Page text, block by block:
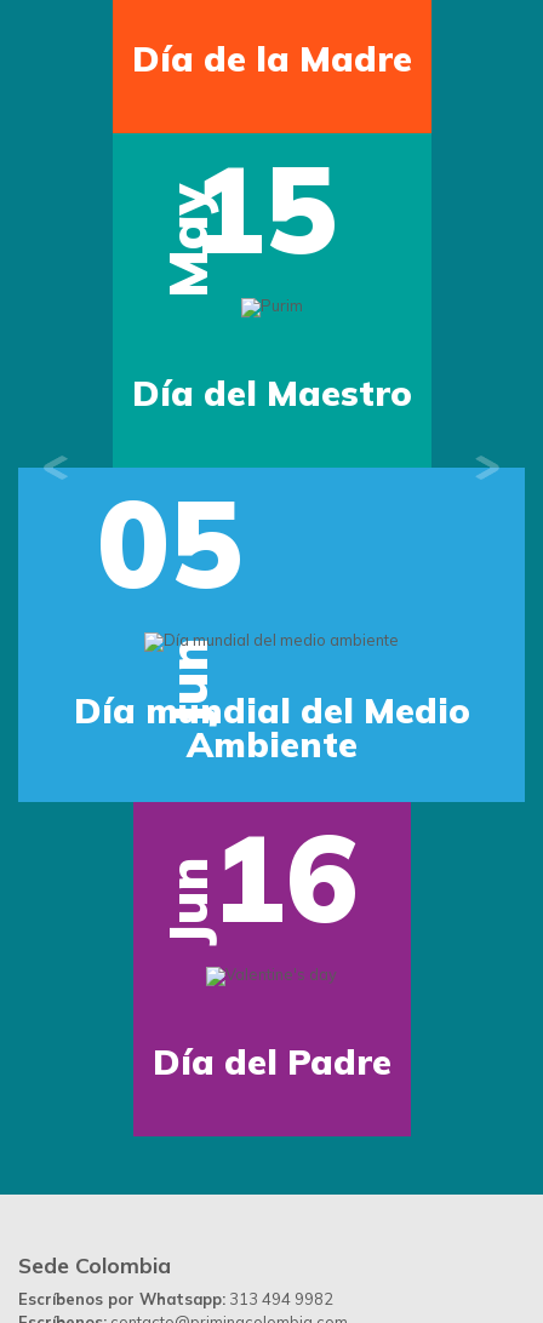
Día de la Madre
May
15
Día del Maestro
Jun
05
Día mundial del Medio
Ambiente
Jun16
Día del Padre
Previous Next
Sede Colombia
Escríbenos por Whatsapp: 313 494 9982